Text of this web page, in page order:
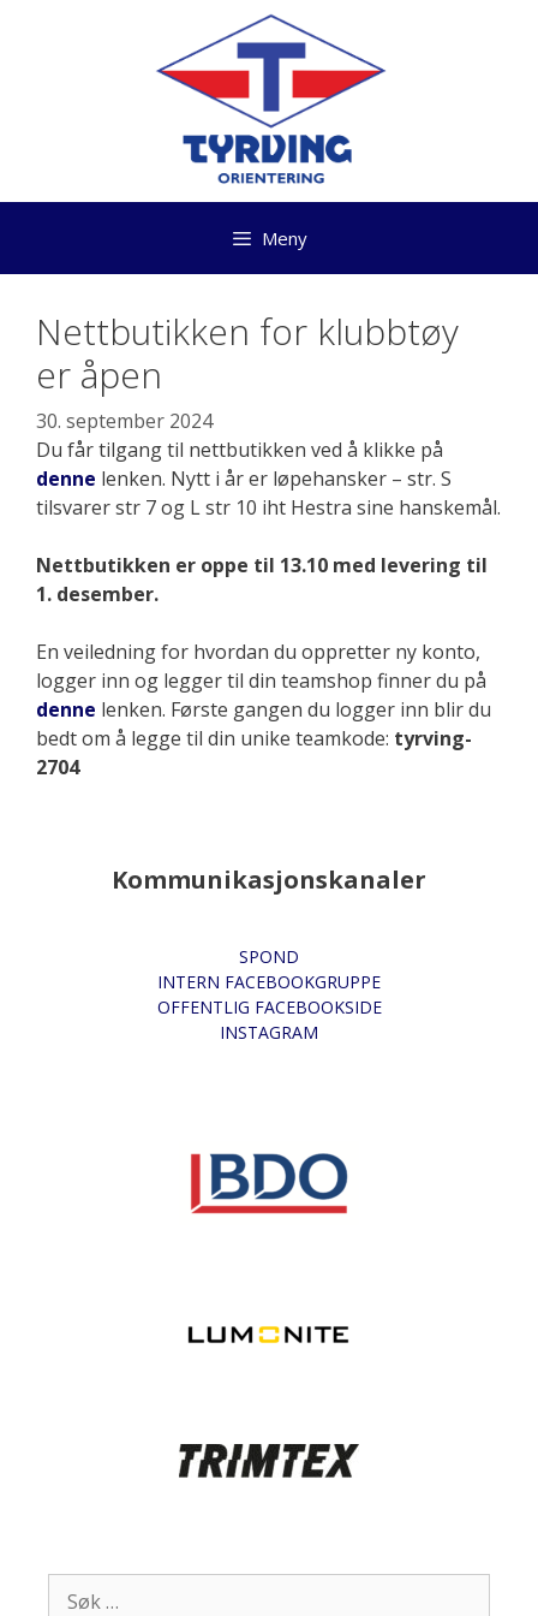
Meny
Nettbutikken for klubbtøy
er åpen
30. september 2024
Du får tilgang til nettbutikken ved å klikke på
denne lenken. Nytt i år er løpehansker – str. S
tilsvarer str 7 og L str 10 iht Hestra sine hanskemål.
Nettbutikken er oppe til 13.10 med levering til
1. desember.
En veiledning for hvordan du oppretter ny konto,
logger inn og legger til din teamshop finner du på
denne lenken. Første gangen du logger inn blir du
bedt om å legge til din unike teamkode: tyrving-
2704
Kommunikasjonskanaler
SPOND
INTERN FACEBOOKGRUPPE
OFFENTLIG FACEBOOKSIDE
INSTAGRAM
etter: